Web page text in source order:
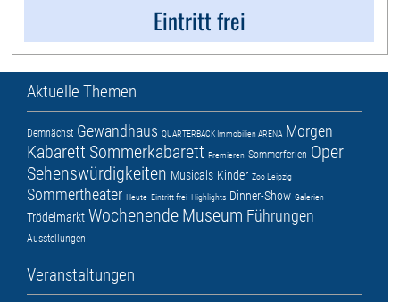
Eintritt frei
Aktuelle Themen
Demnächst Gewandhaus QUARTERBACK Immobilien ARENA Morgen
Kabarett Sommerkabarett Premieren Sommerferien Oper
Sehenswürdigkeiten Musicals Kinder Zoo Leipzig
Sommertheater Heute Eintritt frei Highlights Dinner-Show Galerien
Trödelmarkt Wochenende Museum Führungen
Ausstellungen
Veranstaltungen